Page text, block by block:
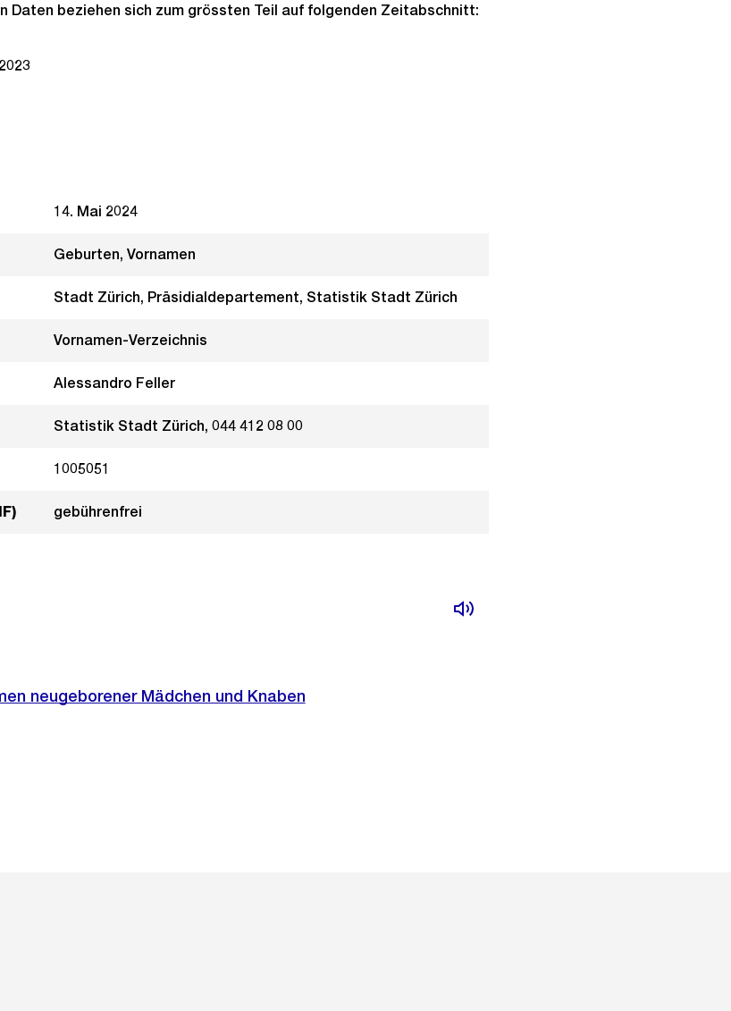
Daten beziehen sich zum grössten Teil auf folgenden Zeitabschnitt:
14. Mai 2024
Geburten, Vornamen
Stadt Zürich, Präsidialdepartement, Statistik Stadt Zürich
Vornamen-Verzeichnis
Alessandro Feller
Statistik Stadt Zürich, 044 412 08 00
1005051
gebührenfrei
neugeborener Mädchen und Knaben